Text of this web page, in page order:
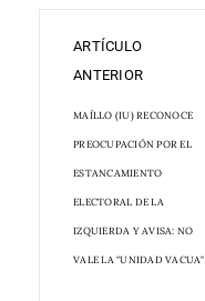
ARTÍCULO
ANTERIOR
MAÍLLO (IU) RECONOCE
PREOCUPACIÓN POR EL
ESTANCAMIENTO
ELECTORAL DE LA
IZQUIERDA Y AVISA: NO
VALE LA "UNIDAD VACUA"